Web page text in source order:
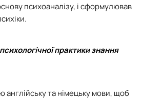
психоаналізу, і сформулював
практики знання
англійську та німецьку мови, щоб